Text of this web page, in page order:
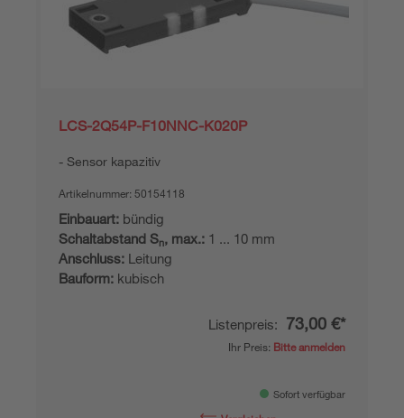
LCS-2Q54P-F10NNC-K020P
Sensor kapazitiv
Artikelnummer: 50154118
Einbauart: bündig
Schaltabstand Sn, max.: 1 ... 10 mm
Anschluss: Leitung
Bauform: kubisch
Listenpreis: 73,00 €*
Ihr Preis: Bitte anmelden
Sofort verfügbar